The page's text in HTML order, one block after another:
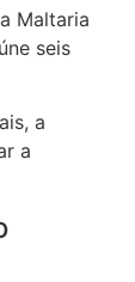
Maltaria
seis
a
a